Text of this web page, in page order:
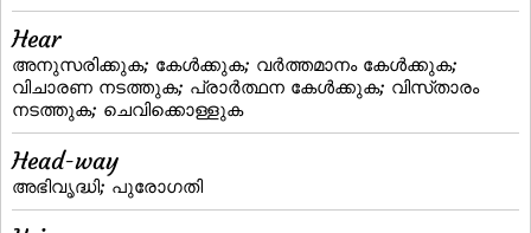
Hear
അനുസരിക്കുക; കേള്‍ക്കുക; വര്‍ത്തമാനം കേള്‍ക്കുക;
വിചാരണ നടത്തുക; പ്രാര്‍ത്ഥന കേള്‍ക്കുക; വിസ്‌താരം
നടത്തുക; ചെവിക്കൊള്ളുക
Head-way
അഭിവൃദ്ധി; പുരോഗതി